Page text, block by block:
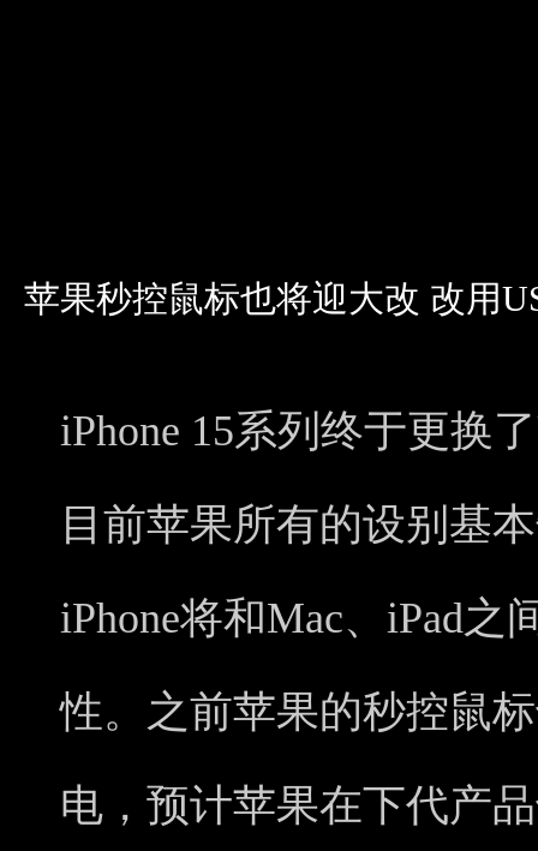
苹果秒控鼠标也将迎大改 改用
iPhone 15系列终于更换
目前苹果所有的设别基
iPhone将和Mac、iPad
性。之前苹果的秒控鼠
电，预计苹果在下代产